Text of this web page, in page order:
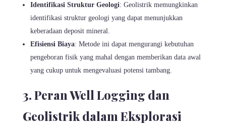
Identifikasi Struktur Geologi: Geolistrik memungkinkan
identifikasi struktur geologi yang dapat menunjukkan
keberadaan deposit mineral.
Efisiensi Biaya: Metode ini dapat mengurangi kebutuhan
pengeboran fisik yang mahal dengan memberikan data awal
yang cukup untuk mengevaluasi potensi tambang.
3. Peran Well Logging dan
Geolistrik dalam Eksplorasi